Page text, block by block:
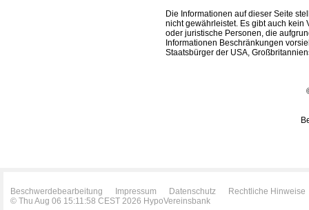
Die Informationen auf dieser Seite
nicht gewährleistet. Es gibt auch kein
oder juristische Personen, die
Informationen Beschränkungen
Staatsbürger der USA,
Beschwerdebearbeitung Impressum Datenschutz
Rechtliche Hinweise
© Thu Aug 06 15:11:58 CEST 2026 HypoVereinsbank